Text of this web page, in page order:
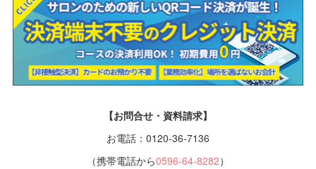
【お問合せ・資料請求】
お電話：0120-36-7136
（携帯電話から0596-64-8282）